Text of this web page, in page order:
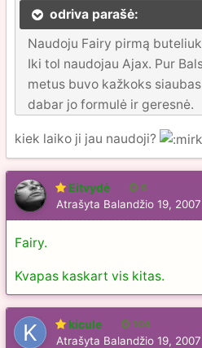
odriva parašė:
Naudoju Fairy pirmą
Iki tol naudojau Ajax. Pur
metus buvo kažkoks
dabar jo formulė ir geresnė.
kiek laiko ji jau naudoji?
Eitvydė 6
Atrašyta Balandžio 19, 2007
Fairy.
Kvapas kaskart vis kitas.
kicule 104
Atrašyta Balandžio 19, 2007